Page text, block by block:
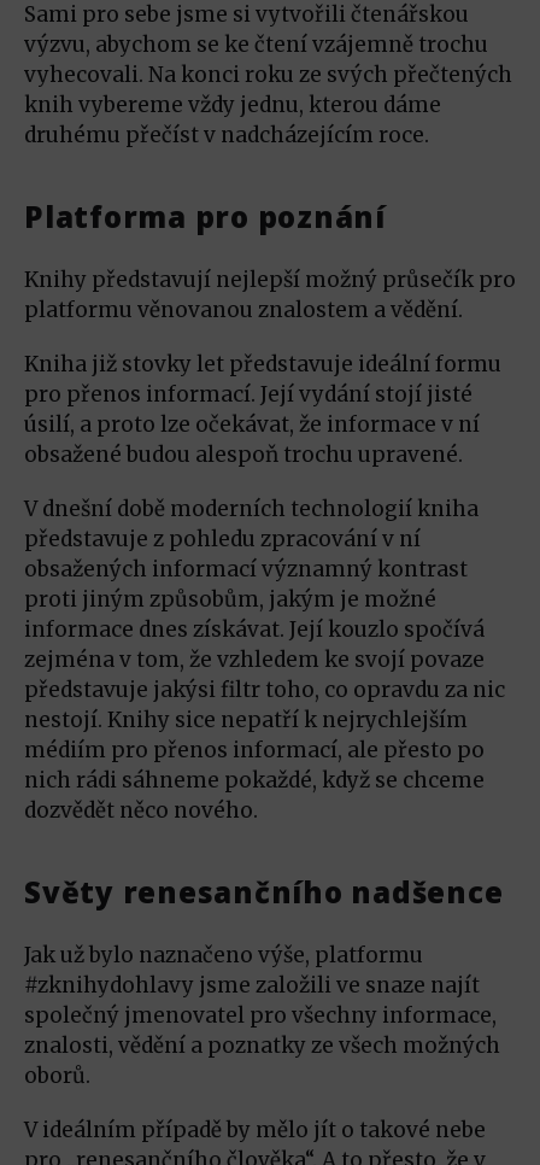
Sami pro sebe jsme si vytvořili čtenářskou
výzvu, abychom se ke čtení vzájemně trochu
vyhecovali. Na konci roku ze svých přečtených
knih vybereme vždy jednu, kterou dáme
druhému přečíst v nadcházejícím roce.
Platforma pro poznání
Knihy představují nejlepší možný průsečík pro
platformu věnovanou znalostem a vědění.
Kniha již stovky let představuje ideální formu
pro přenos informací. Její vydání stojí jisté
úsilí, a proto lze očekávat, že informace v ní
obsažené budou alespoň trochu upravené.
V dnešní době moderních technologií kniha
představuje z pohledu zpracování v ní
obsažených informací významný kontrast
proti jiným způsobům, jakým je možné
informace dnes získávat. Její kouzlo spočívá
zejména v tom, že vzhledem ke svojí povaze
představuje jakýsi filtr toho, co opravdu za nic
nestojí. Knihy sice nepatří k nejrychlejším
médiím pro přenos informací, ale přesto po
nich rádi sáhneme pokaždé, když se chceme
dozvědět něco nového.
Světy renesančního nadšence
Jak už bylo naznačeno výše, platformu
#zknihydohlavy jsme založili ve snaze najít
společný jmenovatel pro všechny informace,
znalosti, vědění a poznatky ze všech možných
oborů.
V ideálním případě by mělo jít o takové nebe